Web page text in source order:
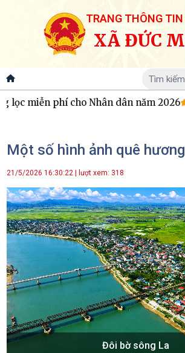
TRANG THÔNG
XÃ ĐỨC
miễn phí cho Nhân dân năm 2026
Một số hình ảnh quê
21/5/2026 16:30:22 | lượt xem: 318
Đôi bờ sông La